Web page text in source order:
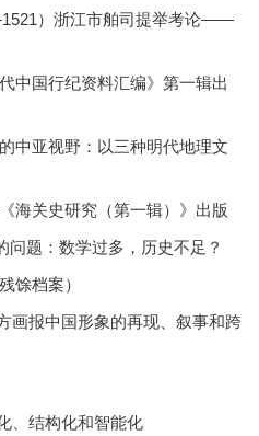
）浙江市舶司提举考论——
中国行纪资料汇编》第一辑出
中亚视野：以三种明代地理文
海关史研究（第一辑）》出版
问题：数学过多，历史不足？
馀档案）
画报中国形象的再现、叙事和跨
、结构化和智能化